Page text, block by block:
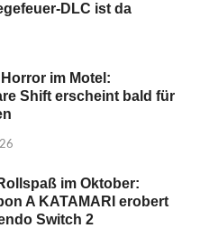
DLC ist da
im Motel:
Shift erscheint bald für
im Oktober:
A KATAMARI erobert
Switch 2